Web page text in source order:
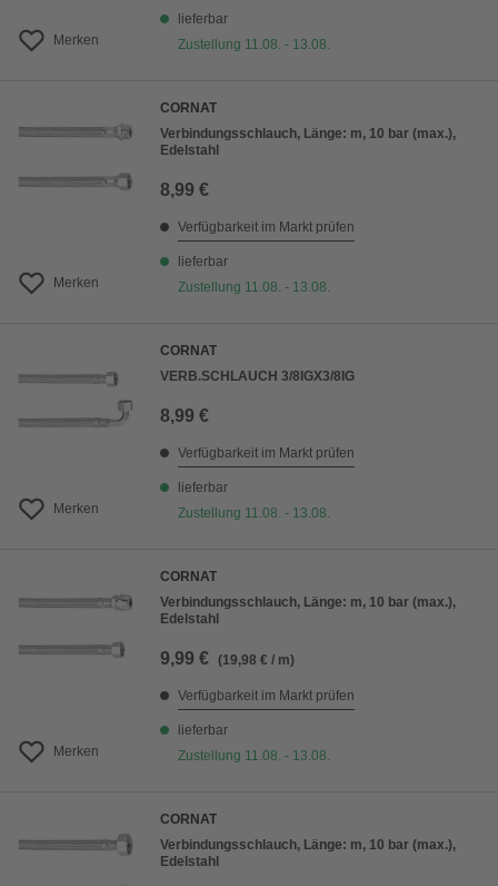
Merken
lieferbar
Zustellung 11.08. - 13.08.
Merken
CORNAT
Verbindungsschlauch, Länge: m, 10 bar (max.),
Edelstahl
8,99 €
Verfügbarkeit im Markt prüfen
lieferbar
Zustellung 11.08. - 13.08.
Merken
CORNAT
VERB.SCHLAUCH 3/8IGX3/8IG
8,99 €
Verfügbarkeit im Markt prüfen
lieferbar
Zustellung 11.08. - 13.08.
Merken
CORNAT
Verbindungsschlauch, Länge: m, 10 bar (max.),
Edelstahl
9,99 € (19,98 € / m)
Verfügbarkeit im Markt prüfen
lieferbar
Zustellung 11.08. - 13.08.
CORNAT
Verbindungsschlauch, Länge: m, 10 bar (max.),
Edelstahl